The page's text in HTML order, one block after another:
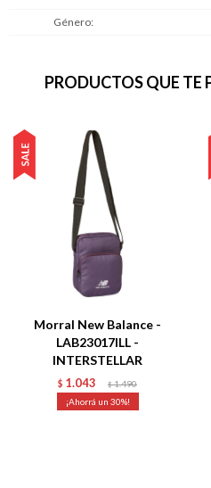
Género
PRODUCTOS QUE TE
Morral New Balance -
LAB23017ILL -
INTERSTELLAR
$ 1.043 $ 1.490
30